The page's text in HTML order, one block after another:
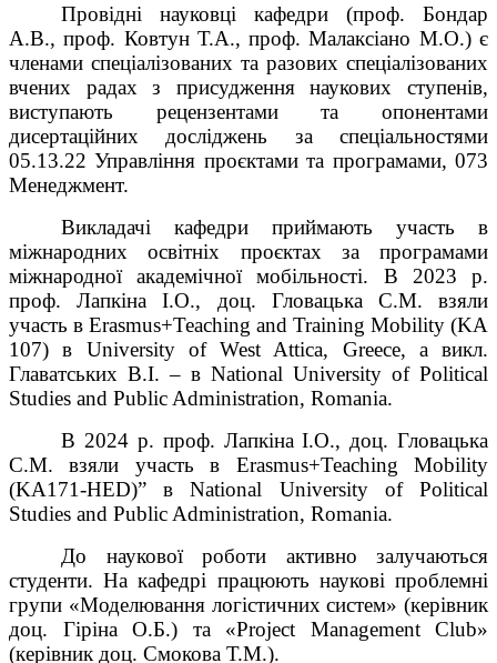
Провідні науковці кафедри (проф. Бондар
А.В., проф. Ковтун Т.А., проф. Малаксіано М.О.) є
членами спеціалізованих та разових спеціалізованих
вчених радах з присудження наукових ступенів,
виступають рецензентами та опонентами
дисертаційних досліджень за спеціальностями
05.13.22 Управління проєктами та програмами, 073
Менеджмент.
Викладачі кафедри приймають участь в
міжнародних освітніх проєктах за програмами
міжнародної академічної мобільності. В 2023 р.
проф. Лапкіна І.О., доц. Гловацька С.М. взяли
участь в Erasmus+Teaching and Training Mobility (KA
107) в University of West Attica, Greece, а викл.
Главатських В.І. – в National University of Political
Studies and Public Administration, Romania.
В 2024 р. проф. Лапкіна І.О., доц. Гловацька
С.М. взяли участь в Erasmus+Teaching Mobility
(KA171-HED)” в National University of Political
Studies and Public Administration, Romania.
До наукової роботи активно залучаються
студенти. На кафедрі працюють наукові проблемні
групи «Моделювання логістичних систем» (керівник
доц. Гіріна О.Б.) та «Project ManagementClub»
(керівник доц. Смокова Т.М.).